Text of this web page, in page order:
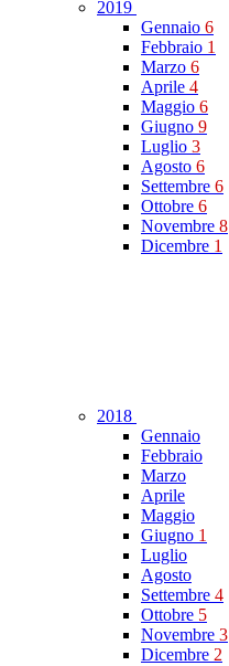
2019
Gennaio 6
Febbraio 1
Marzo 6
Aprile 4
Maggio 6
Giugno 9
Luglio 3
Agosto 6
Settembre 6
Ottobre 6
Novembre 8
Dicembre 1
2018
Gennaio
Febbraio
Marzo
Aprile
Maggio
Giugno 1
Luglio
Agosto
Settembre 4
Ottobre 5
Novembre 3
Dicembre 2